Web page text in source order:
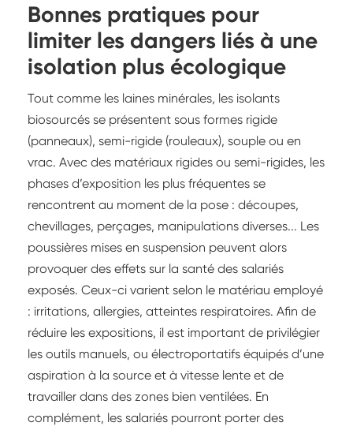
Bonnes pratiques pour
limiter les dangers liés à une
isolation plus écologique
Tout comme les laines minérales, les isolants
biosourcés se présentent sous formes rigide
(panneaux), semi-rigide (rouleaux), souple ou en
vrac. Avec des matériaux rigides ou semi-rigides, les
phases d’exposition les plus fréquentes se
rencontrent au moment de la pose : découpes,
chevillages, perçages, manipulations diverses... Les
poussières mises en suspension peuvent alors
provoquer des effets sur la santé des salariés
exposés. Ceux-ci varient selon le matériau employé
: irritations, allergies, atteintes respiratoires. Afin de
réduire les expositions, il est important de privilégier
les outils manuels, ou électroportatifs équipés d’une
aspiration à la source et à vitesse lente et de
travailler dans des zones bien ventilées. En
complément, les salariés pourront porter des